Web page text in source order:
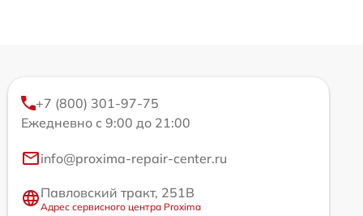
+7 (800) 301-97-75
Ежедневно с 9:00 до 21:00
info@proxima-repair-center.ru
Павловский тракт, 251В
Адрес сервисного центра Proxima